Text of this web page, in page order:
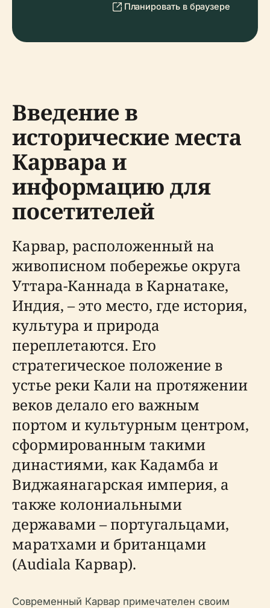
Планировать в браузере
Введение в
исторические места
Карвара и
информацию для
посетителей
Карвар, расположенный на
живописном побережье округа
Уттара-Каннада в Карнатаке,
Индия, – это место, где история,
культура и природа
переплетаются. Его
стратегическое положение в
устье реки Кали на протяжении
веков делало его важным
портом и культурным центром,
сформированным такими
династиями, как Кадамба и
Виджаянагарская империя, а
также колониальными
державами – португальцами,
маратхами и британцами
(Audiala Карвар).
Современный Карвар примечателен своим